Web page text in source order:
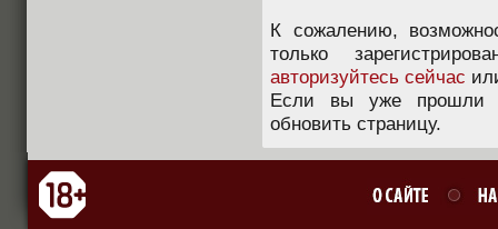
К сожалению,
только
авторизуйтесь сейчас
Если вы уже прошли
обновить страницу.